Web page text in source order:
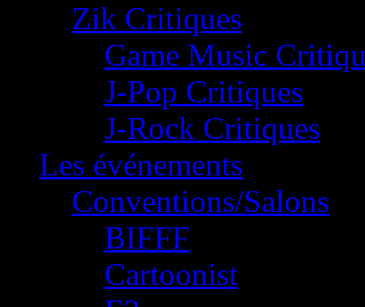
Zik Critiques
Game Music
J-Pop Critiques
J-Rock Critiques
Les événements
Conventions/Salons
BIFFF
Cartoonist